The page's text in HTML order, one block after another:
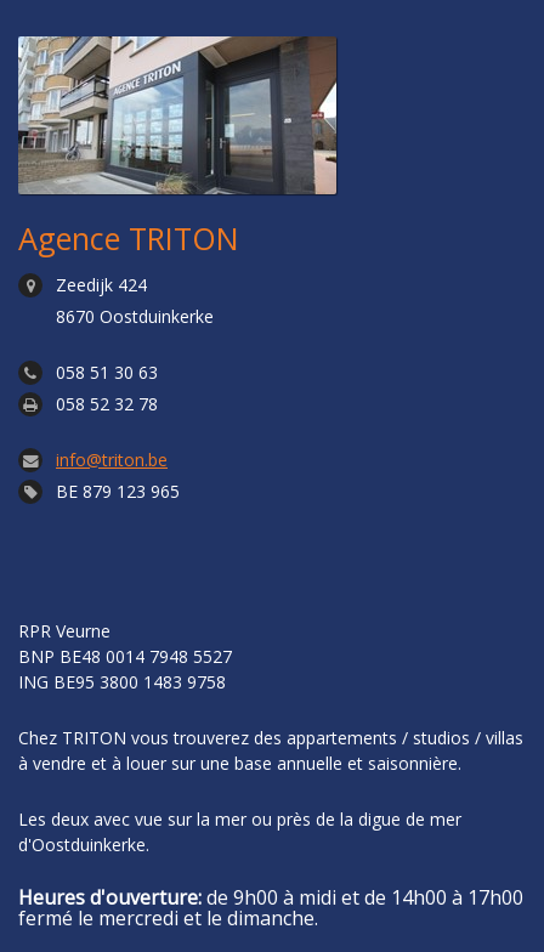
Agence TRITON
Zeedijk 424
8670 Oostduinkerke
058 51 30 63
058 52 32 78
info@triton.be
BE 879 123 965
RPR Veurne
BNP BE48 0014 7948 5527
ING BE95 3800 1483 9758
Chez TRITON vous trouverez des appartements / studios / villas
à vendre et à louer sur une base annuelle et saisonnière.
Les deux avec vue sur la mer ou près de la digue de mer
d'Oostduinkerke.
Heures d'ouverture:de 9h00 à midi et de 14h00 à 17h00
fermé le mercredi et le dimanche.